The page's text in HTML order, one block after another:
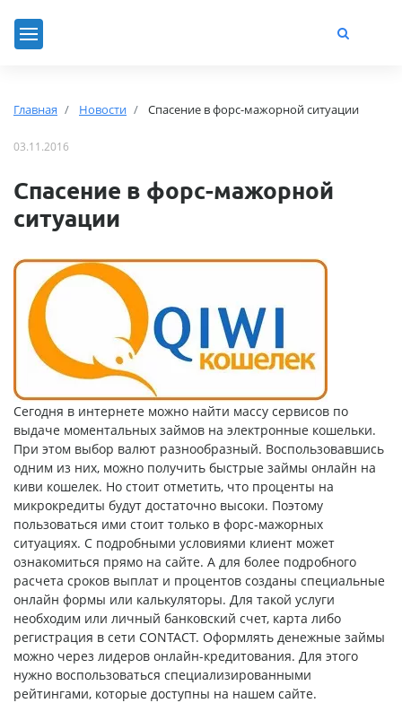
Главная Новости Спасение в форс-мажорной ситуации
03.11.2016
Спасение в форс-мажорной
ситуации
Сегодня в интернете можно найти массу сервисов по
выдаче моментальных займов на электронные кошельки.
При этом выбор валют разнообразный. Воспользовавшись
одним из них, можно получить быстрые займы онлайн на
киви кошелек. Но стоит отметить, что проценты на
микрокредиты будут достаточно высоки. Поэтому
пользоваться ими стоит только в форс-мажорных
ситуациях. С подробными условиями клиент может
ознакомиться прямо на сайте. А для более подробного
расчета сроков выплат и процентов созданы специальные
онлайн формы или калькуляторы. Для такой услуги
необходим или личный банковский счет, карта либо
регистрация в сети CONTACT. Оформлять денежные займы
можно через лидеров онлайн-кредитования. Для этого
нужно воспользоваться специализированными
рейтингами, которые доступны на нашем сайте.